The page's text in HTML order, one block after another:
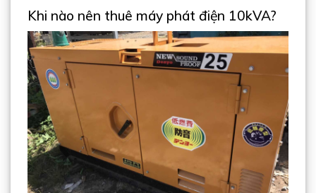
Khi nào nên thuê máy phát điện 10kVA?